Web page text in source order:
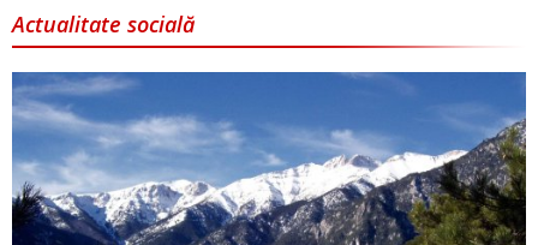
Actualitate socială